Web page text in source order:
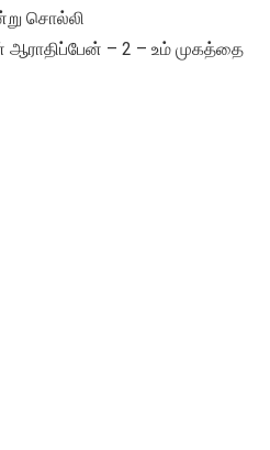
சொல்லி
ஆராதிப்பேன் – 2 – உம் முகத்தை